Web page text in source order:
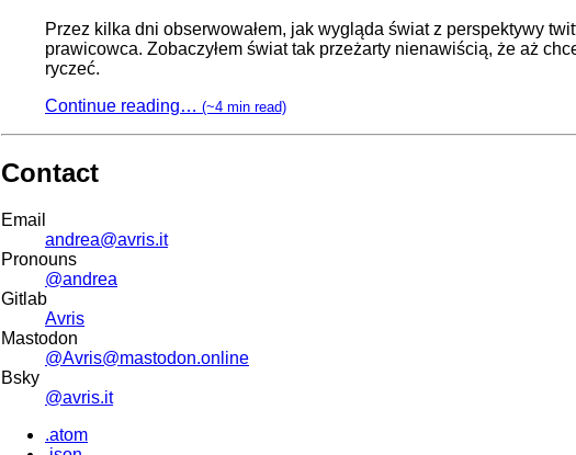
Przez kilka dni obserwowałem, jak wygląda świat z perspektywy
prawicowca. Zobaczyłem świat tak przeżarty nienawiścią, że aż
ryczeć.
Continue reading… (~4 min read)
Contact
Email
andrea@avris.it
Pronouns
@andrea
Gitlab
Avris
Mastodon
@Avris@mastodon.online
Bsky
@avris.it
.atom